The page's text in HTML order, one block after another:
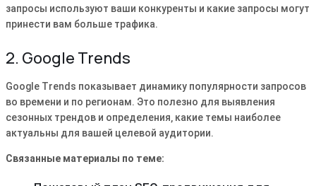
запросы используют ваши конкуренты и какие запросы могут
принести вам больше трафика.
2. Google Trends
Google Trends показывает динамику популярности запросов
во времени и по регионам. Это полезно для выявления
сезонных трендов и определения‚ какие темы наиболее
актуальны для вашей целевой аудитории.
Связанные материалы по теме: